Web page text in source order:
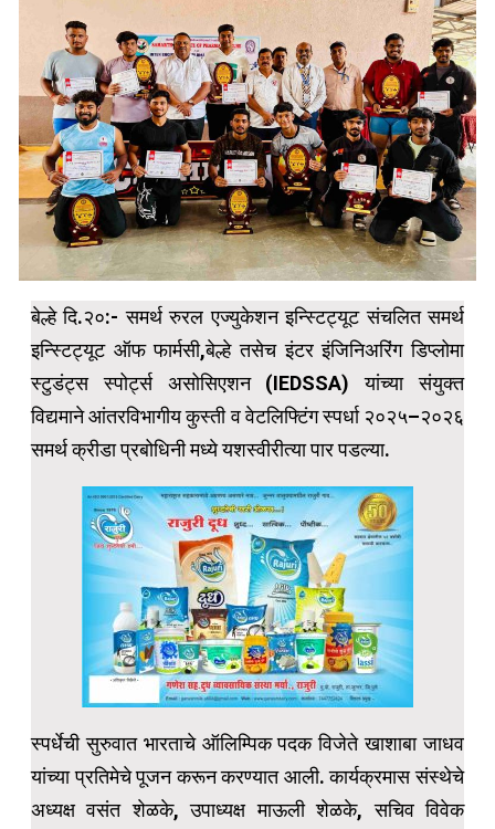
बेल्हे दि.२०:- समर्थ रुरल एज्युकेशन इन्स्टिट्यूट संचलित समर्थ
इन्स्टिट्यूट ऑफ फार्मसी,बेल्हे तसेच इंटर इंजिनिअरिंग डिप्लोमा
स्टुडंट्स स्पोर्ट्स असोसिएशन (IEDSSA) यांच्या संयुक्त
विद्यमाने आंतरविभागीय कुस्ती व वेटलिफ्टिंग स्पर्धा २०२५–२०२६
समर्थ क्रीडा प्रबोधिनी मध्ये यशस्वीरीत्या पार पडल्या.
स्पर्धेची सुरुवात भारताचे ऑलिम्पिक पदक विजेते खाशाबा जाधव
यांच्या प्रतिमेचे पूजन करून करण्यात आली. कार्यक्रमास संस्थेचे
अध्यक्ष वसंत शेळके, उपाध्यक्ष माऊली शेळके, सचिव विवेक